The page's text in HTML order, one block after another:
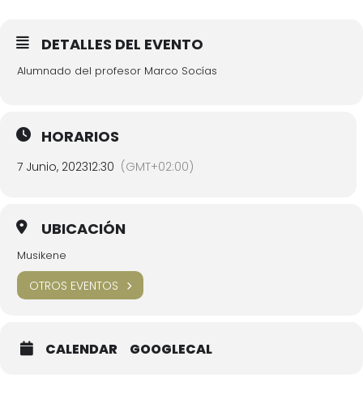
DETALLES DEL EVENTO
Alumnado del profesor Marco Socías
HORARIOS
7 Junio, 202312:30 (GMT+02:00)
UBICACIÓN
Musikene
OTROS EVENTOS
CALENDAR GOOGLECAL